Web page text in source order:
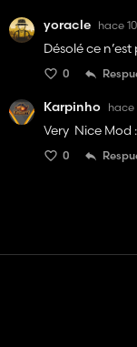
yoracle hace
Désolé ce
0
Karpinho hace
Very Nice Mod
0